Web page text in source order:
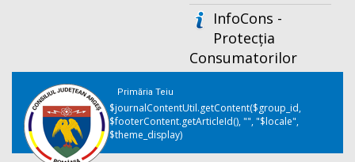
InfoCons -
Protecția
Consumatorilor
Primăria Teiu
$journalContentUtil.getContent($group_id,
$footerContent.getArticleId(), "", "$locale",
$theme_display)